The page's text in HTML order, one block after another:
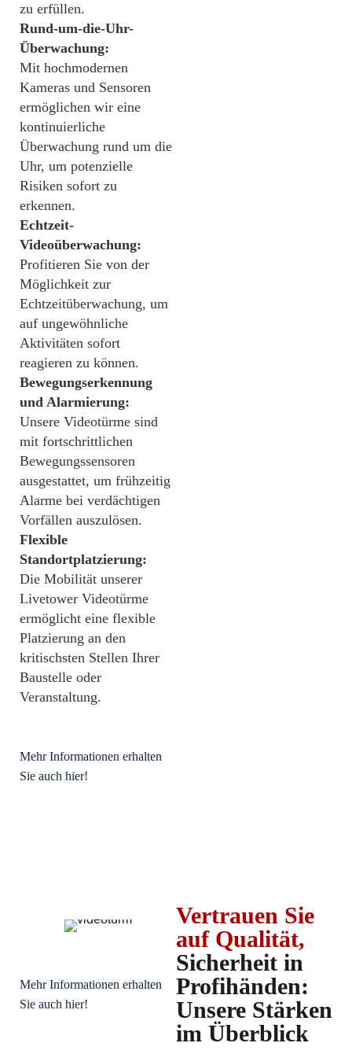
zu erfüllen.
Rund-um-die-Uhr-
Überwachung:
Mit hochmodernen
Kameras und Sensoren
ermöglichen wir eine
kontinuierliche
Überwachung rund um die
Uhr, um potenzielle
Risiken sofort zu
erkennen.
Echtzeit-
Videoüberwachung:
Profitieren Sie von der
Möglichkeit zur
Echtzeitüberwachung, um
auf ungewöhnliche
Aktivitäten sofort
reagieren zu können.
Bewegungserkennung
und Alarmierung:
Unsere Videotürme sind
mit fortschrittlichen
Bewegungssensoren
ausgestattet, um frühzeitig
Alarme bei verdächtigen
Vorfällen auszulösen.
Flexible
Standortplatzierung:
Die Mobilität unserer
Livetower Videotürme
ermöglicht eine flexible
Platzierung an den
kritischsten Stellen Ihrer
Baustelle oder
Veranstaltung.
Mehr Informationen erhalten
Sie auch hier!
Mehr Informationen erhalten
Sie auch hier!
Vertrauen Sie
auf Qualität,
Sicherheit in
Profihänden:
Unsere Stärken
im Überblick